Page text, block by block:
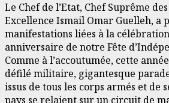
Le Chef de l’Etat, Chef Suprême
Excellence Ismail Omar Guelleh, a
manifestations liées à la
anniversaire de notre Fête
Comme à l’accoutumée, cette
défilé militaire, gigantesque
issus de tous les corps armés et de
pays se relaient sur un circuit de